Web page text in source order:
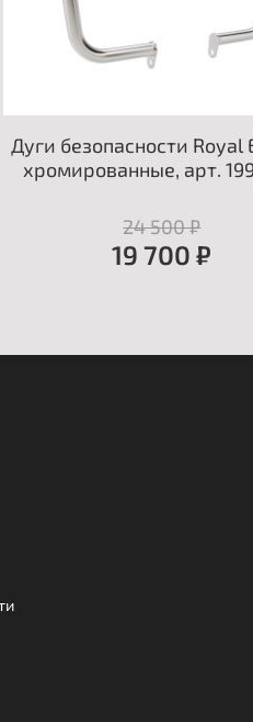
Дуги безопасности Royal
хромированные, арт.
24 500 ₽
19 700 ₽